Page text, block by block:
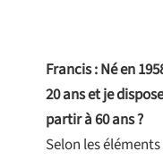
Francis : Né en
20 ans et je
partir à 60 ans ?
Selon les